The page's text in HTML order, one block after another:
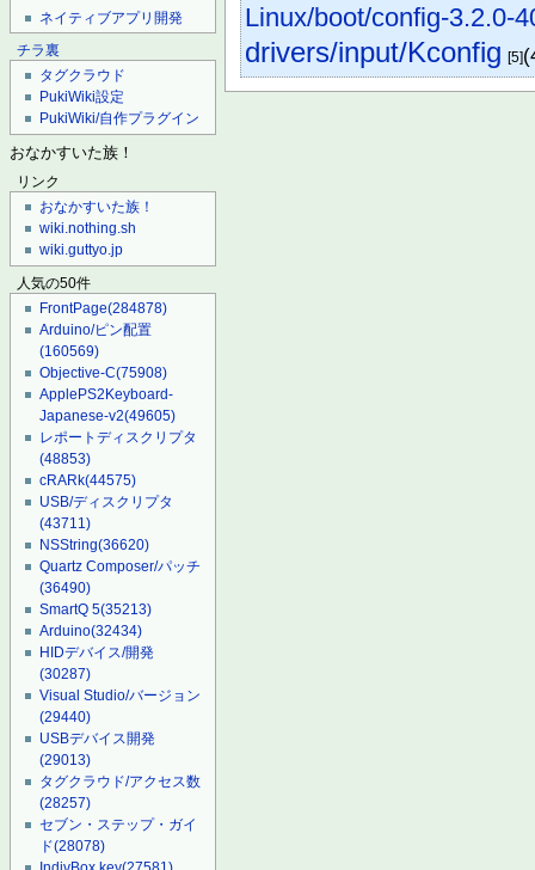
ネイティブアプリ開発
チラ裏
タグクラウド
PukiWiki設定
PukiWiki/自作プラグイン
おなかすいた族！
リンク
おなかすいた族！
wiki.nothing.sh
wiki.guttyo.jp
人気の50件
FrontPage(284878)
Arduino/ピン配置
(160569)
Objective-C(75908)
ApplePS2Keyboard-
Japanese-v2(49605)
レポートディスクリプタ
(48853)
cRARk(44575)
USB/ディスクリプタ
(43711)
NSString(36620)
Quartz Composer/パッチ
(36490)
SmartQ 5(35213)
Arduino(32434)
HIDデバイス/開発
(30287)
Visual Studio/バージョン
(29440)
USBデバイス開発
(29013)
タグクラウド/アクセス数
(28257)
セブン・ステップ・ガイ
ド(28078)
Linux/boot/config-3.2.0-
drivers/input/Kconfig [5]